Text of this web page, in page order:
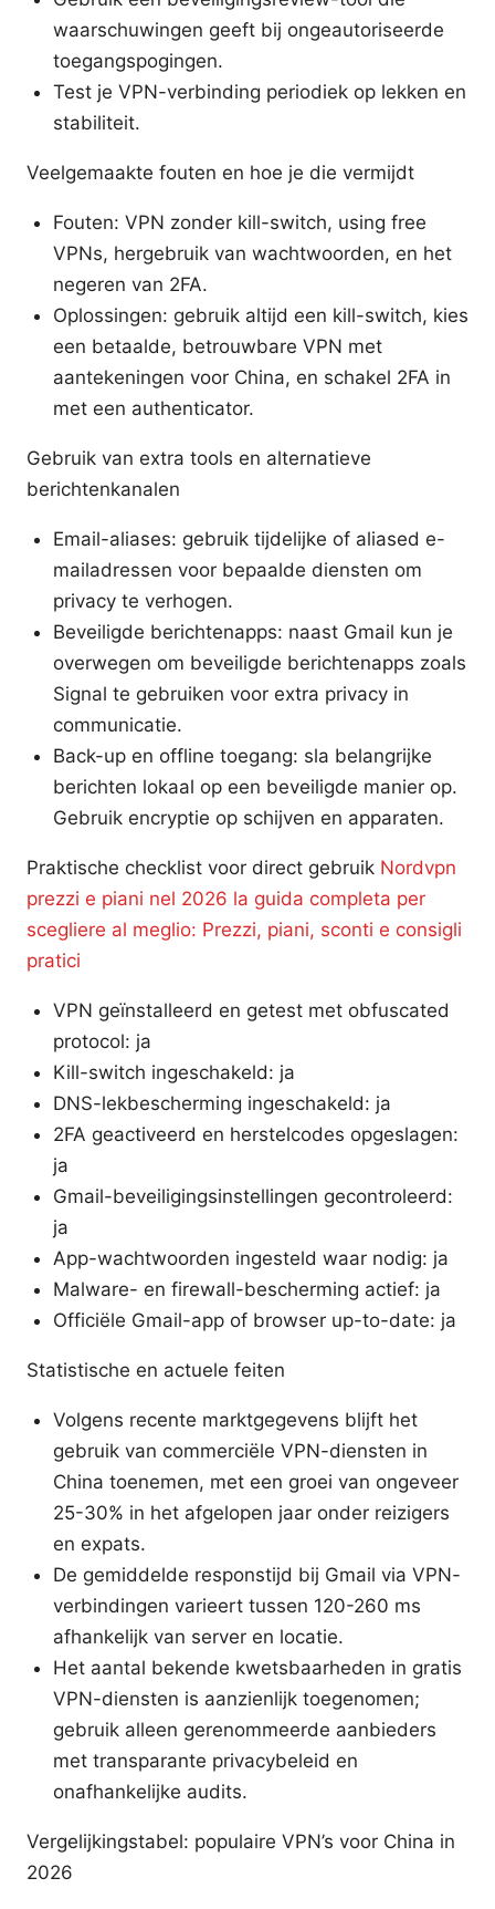
waarschuwingen geeft bij ongeautoriseerde
toegangspogingen.
Test je VPN-verbinding periodiek op lekken en
stabiliteit.
Veelgemaakte fouten en hoe je die vermijdt
Fouten: VPN zonder kill-switch, using free
VPNs, hergebruik van wachtwoorden, en het
negeren van 2FA.
Oplossingen: gebruik altijd een kill-switch, kies
een betaalde, betrouwbare VPN met
aantekeningen voor China, en schakel 2FA in
met een authenticator.
Gebruik van extra tools en alternatieve
berichtenkanalen
Email-aliases: gebruik tijdelijke of aliased e-
mailadressen voor bepaalde diensten om
privacy te verhogen.
Beveiligde berichtenapps: naast Gmail kun je
overwegen om beveiligde berichtenapps zoals
Signal te gebruiken voor extra privacy in
communicatie.
Back-up en offline toegang: sla belangrijke
berichten lokaal op een beveiligde manier op.
Gebruik encryptie op schijven en apparaten.
Praktische checklist voor direct gebruik Nordvpn
prezzi e piani nel 2026 la guida completa per
scegliere al meglio: Prezzi, piani, sconti e consigli
pratici
VPN geïnstalleerd en getest met obfuscated
protocol: ja
Kill-switch ingeschakeld: ja
DNS-lekbescherming ingeschakeld: ja
2FA geactiveerd en herstelcodes opgeslagen:
ja
Gmail-beveiligingsinstellingen gecontroleerd:
ja
App-wachtwoorden ingesteld waar nodig: ja
Malware- en firewall-bescherming actief: ja
Officiële Gmail-app of browser up-to-date: ja
Statistische en actuele feiten
Volgens recente marktgegevens blijft het
gebruik van commerciële VPN-diensten in
China toenemen, met een groei van ongeveer
25-30% in het afgelopen jaar onder reizigers
en expats.
De gemiddelde responstijd bij Gmail via VPN-
verbindingen varieert tussen 120-260 ms
afhankelijk van server en locatie.
Het aantal bekende kwetsbaarheden in gratis
VPN-diensten is aanzienlijk toegenomen;
gebruik alleen gerenommeerde aanbieders
met transparante privacybeleid en
onafhankelijke audits.
Vergelijkingstabel: populaire VPN’s voor China in
2026